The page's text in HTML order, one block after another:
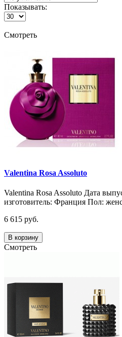
Показывать:
Смотреть
Valentina Rosa Assoluto
Valentina Rosa Assoluto Дата
изготовитель: Франция Пол:
6 615 руб.
В корзину
Смотреть